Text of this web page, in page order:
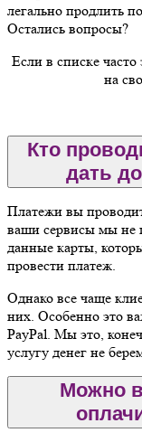
легально продлить
Остались вопросы?
Если в списке
на
Кто
дать
Платежи вы
ваши сервисы мы не
данные карты,
провести платеж.
Однако все чаще
них. Особенно это
PayPal. Мы это,
услугу денег не
Можно